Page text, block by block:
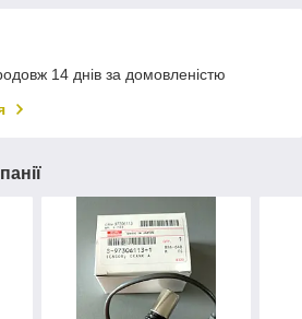
14 днів за домовленістю